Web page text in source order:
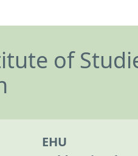
of
EHU